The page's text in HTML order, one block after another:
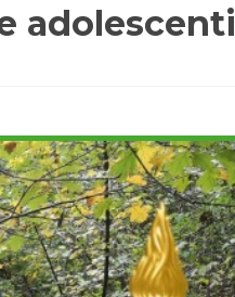
adolescenti